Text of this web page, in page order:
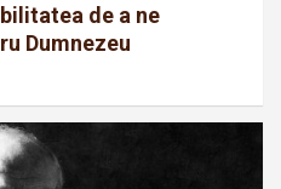
de a ne
Dumnezeu